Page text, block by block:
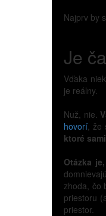
Najprv by
Je
Vďaka
je reálny.
Nuž, nie.
hovorí, že
ktoré
Otázka
zhoda, čo
priestoru
priestor.